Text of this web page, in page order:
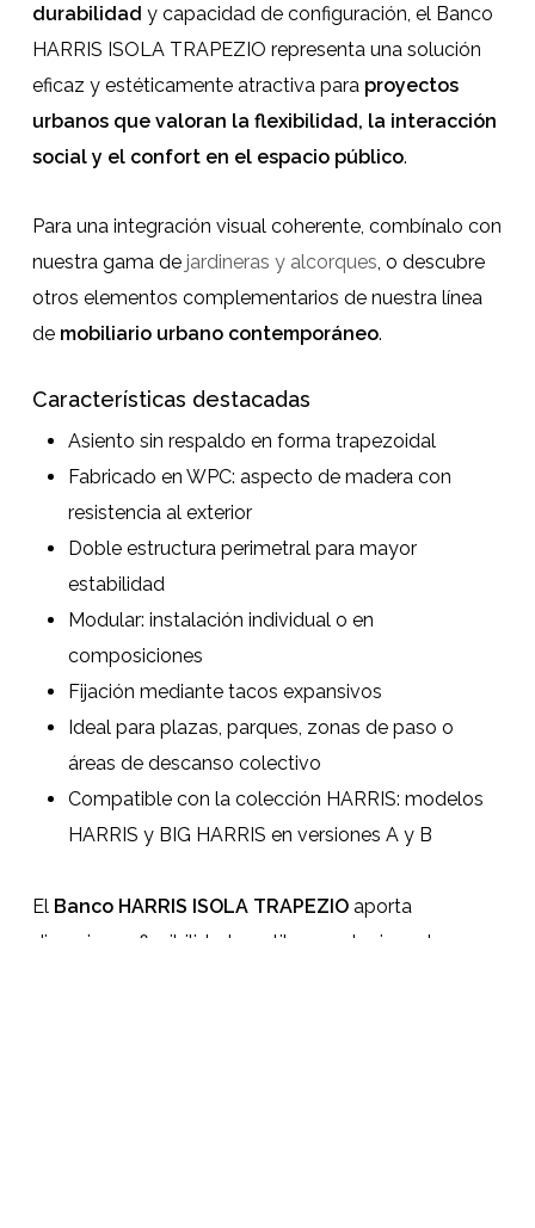
durabilidad y capacidad de configuración, el Banco
HARRIS ISOLA TRAPEZIO representa una solución
eficaz y estéticamente atractiva para proyectos
urbanos que valoran la flexibilidad, la interacción
social y el confort en el espacio público.
Para una integración visual coherente, combínalo con
nuestra gama de jardineras y alcorques , o descubre
otros elementos complementarios de nuestra línea
de mobiliario urbano contemporáneo.
Características destacadas
Asiento sin respaldo en forma trapezoidal
Fabricado en WPC: aspecto de madera con
resistencia al exterior
Doble estructura perimetral para mayor
estabilidad
Modular: instalación individual o en
composiciones
Fijación mediante tacos expansivos
Ideal para plazas, parques, zonas de paso o
áreas de descanso colectivo
Compatible con la colección HARRIS: modelos
HARRIS y BIG HARRIS en versiones A y B
El Banco HARRIS ISOLA TRAPEZIOaporta
dinamismo, flexibilidad y estilo a cualquier entorno